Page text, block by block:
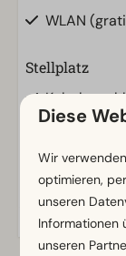
WLAN
Stellplatz
Anschluss
Elektrizität
Diese
Wir
optimieren,
unseren
Informationen
unseren